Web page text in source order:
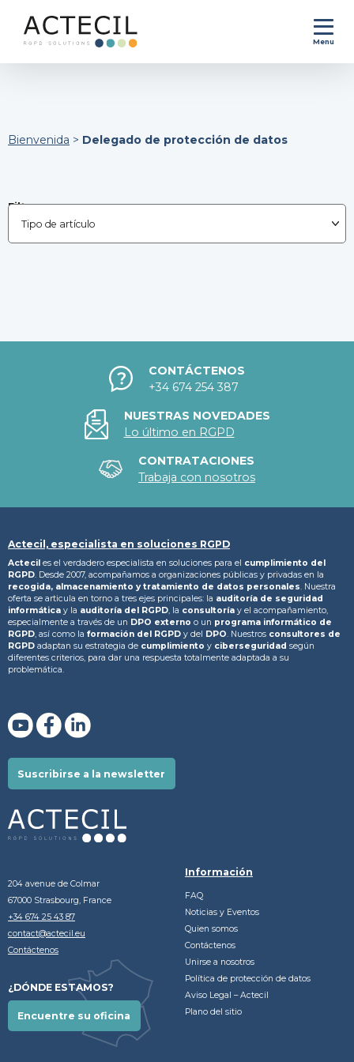
Menu
Bienvenida > Delegado de protección de datos
Filtrar por :
CONTÁCTENOS
+34 674 254 387
NUESTRAS NOVEDADES
Lo último en RGPD
CONTRATACIONES
Trabaja con nosotros
Actecil, especialista en soluciones RGPD
Actecil es el verdadero especialista en soluciones para el cumplimiento del
RGPD. Desde 2007, acompañamos a organizaciones públicas y privadas en la
recogida, almacenamiento y tratamiento de datos personales. Nuestra
oferta se articula en torno a tres ejes principales: la auditoría de seguridad
informática y la auditoría del RGPD, la consultoría y el acompañamiento,
especialmente a través de un DPO externo o un programa informático de
RGPD, así como la formación del RGPD y del DPO. Nuestros consultores de
RGPD adaptan su estrategia de cumplimiento y ciberseguridad según
diferentes criterios, para dar una respuesta totalmente adaptada a su
problemática.
Suscribirse a la newsletter
204 avenue de Colmar
67000 Strasbourg, France
+34 674 25 43 87
contact@actecil.eu
Contáctenos
¿DÓNDE ESTAMOS?
Encuentre su oficina
Información
FAQ
Noticias y Eventos
Quien somos
Contáctenos
Unirse a nosotros
Política de protección de datos
Aviso Legal – Actecil
Plano del sitio